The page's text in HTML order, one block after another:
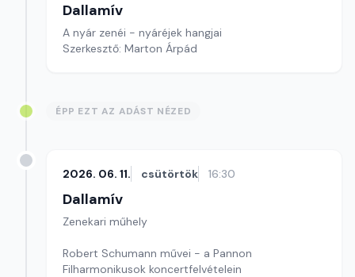
Dallamív
A nyár zenéi - nyáréjek hangjai
Szerkesztő: Marton Árpád
ÉPP EZT AZ ADÁST NÉZED
2026. 06. 11. csütörtök 16:30
Dallamív
Zenekari műhely
Robert Schumann művei - a Pannon
Filharmonikusok koncertfelvételein